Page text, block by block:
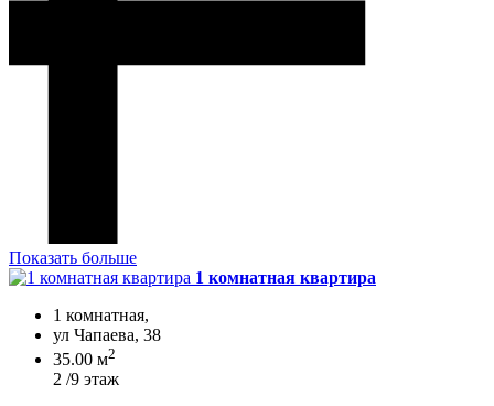
Показать больше
1 комнатная квартира
1 комнатная,
ул Чапаева, 38
35.00 м2
2 /9 этаж